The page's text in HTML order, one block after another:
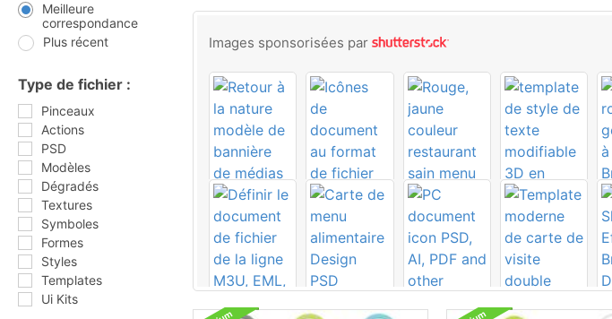
Meilleure
correspondance
Plus récent
Type de fichier :
Pinceaux
Actions
PSD
Modèles
Dégradés
Textures
Symboles
Formes
Styles
Templates
Ui Kits
Images sponsorisées par